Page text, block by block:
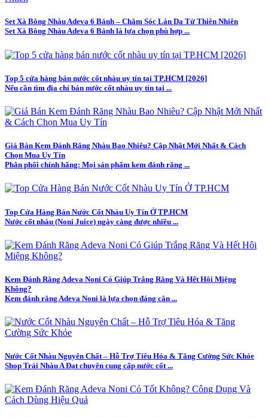
Set Xà Bông Nhàu Adeva 6 Bánh – Chăm Sóc Làn Da Từ Thiên Nhiên
Set Xà Bông Nhàu Adeva 6 Bánh là lựa chọn phù hợp ...
Top 5 cửa hàng bán nước cốt nhàu uy tín tại TP.HCM [2026]
Nếu cần tìm địa chỉ bán nước cốt nhàu uy tín tại ...
Giá Bán Kem Đánh Răng Nhàu Bao Nhiêu? Cập Nhật Mới Nhất & Cách
Chọn Mua Uy Tín
Phân phối chính hãng: Mọi sản phẩm kem đánh răng ...
Top Cửa Hàng Bán Nước Cốt Nhàu Uy Tín Ở TP.HCM
Nước cốt nhàu (Noni Juice) ngày càng được nhiều ...
Kem Đánh Răng Adeva Noni Có Giúp Trắng Răng Và Hết Hôi Miệng
Không?
Kem đánh răng Adeva Noni là lựa chọn đáng cân ...
Nước Cốt Nhàu Nguyên Chất – Hỗ Trợ Tiêu Hóa & Tăng Cường Sức Khỏe
Shop Trái Nhàu A Đạt chuyên cung cấp nước cốt ...